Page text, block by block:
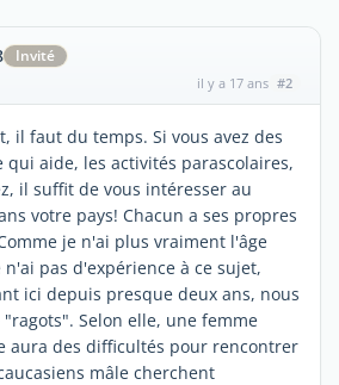
Invité
il y a 17 ans #2
il faut du temps. Si vous avez des
qui aide, les activités parascolaires,
il suffit de vous intéresser au
votre pays! Chacun a ses propres
je n'ai plus vraiment l'âge
pas d'expérience à ce sujet,
ici depuis presque deux ans, nous
Selon elle, une femme
aura des difficultés pour rencontrer
mâle cherchent